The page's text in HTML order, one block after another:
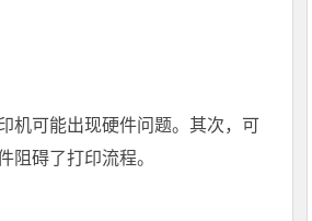
机可能出现硬件问题。其次，可
阻碍了打印流程。